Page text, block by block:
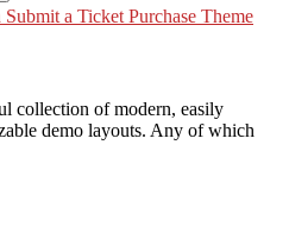
Submit a Ticket Purchase Theme
collection of modern, easily
demo layouts. Any of which